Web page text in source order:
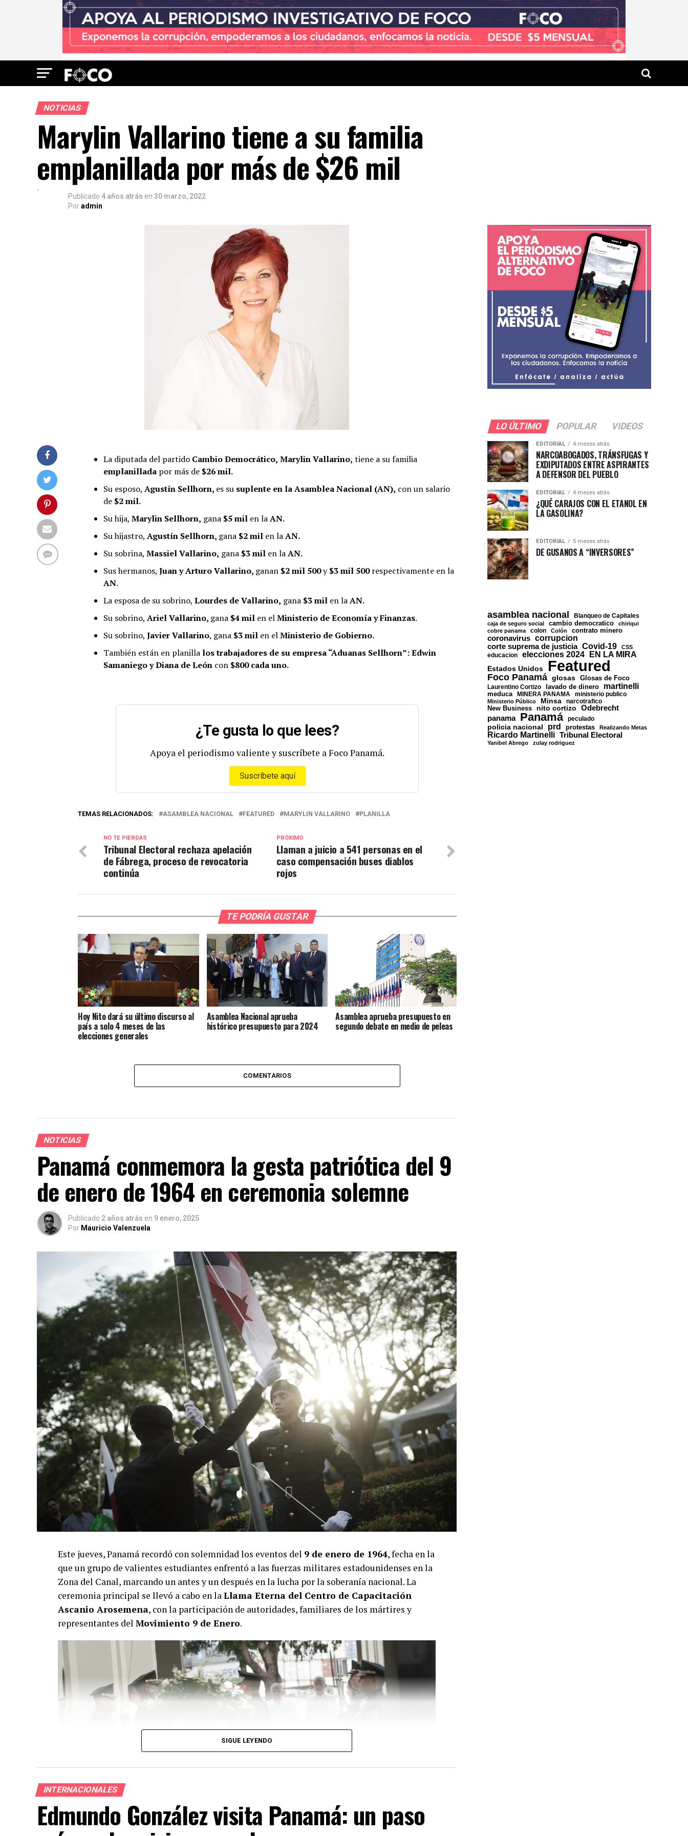
NOTICIAS
Marylin Vallarino tiene a su familia
emplanillada por más de $26 mil
Publicado 4 años atrás en 30 marzo, 2022
Poradmin
La diputada del partido Cambio Democrático, Marylin Vallarino, tiene a su familia
emplanillada por más de $26 mil.
Su esposo, Agustín Sellhorn, es su suplente en la Asamblea Nacional (AN), con un salario
de $2 mil.
Su hija, Marylin Sellhorn, gana $5 mil en laAN.
Su hijastro, Agustín Sellhorn, gana $2 mil en laAN.
Su sobrina, Massiel Vallarino, gana $3 mil en laAN.
Sus hermanos, Juan y Arturo Vallarino, ganan $2 mil 500y$3 mil 500respectivamente en la
AN.
La esposa de su sobrino, Lourdes de Vallarino, gana $3 mil en laAN.
Su sobrino, Ariel Vallarino, gana $4 mil en elMinisterio de Economía y Finanzas.
Su sobrino, Javier Vallarino, gana $3 mil en elMinisterio de Gobierno.
También están en planilla los trabajadores de su empresa “Aduanas Sellhorn”:Edwin
Samaniego y Diana de León con $800 cada uno.
¿Te gusta lo que lees?
Apoya el periodismo valiente y suscríbete a Foco Panamá.
Suscríbete aquí
TEMAS RELACIONADOS: ASAMBLEA NACIONAL FEATURED MARYLIN VALLARINO PLANILLA
PRÓXIMO
Llaman a juicio a 541 personas en el
caso compensación buses diablos
rojos
NO TE PIERDAS
Tribunal Electoral rechaza apelación
de Fábrega, proceso de revocatoria
continúa
TE PODRÍA GUSTAR
Hoy Nito dará su último discurso al
país a solo 4 meses de las
elecciones generales
Asamblea Nacional aprueba
histórico presupuesto para 2024
Asamblea aprueba presupuesto en
segundo debate en medio de peleas
COMENTARIOS
NOTICIAS
Panamá conmemora la gesta patriótica del 9
de enero de 1964 en ceremonia solemne
Publicado 2 años atrás en 9 enero, 2025
Por Mauricio Valenzuela
Este jueves, Panamá recordó con solemnidad los eventos del 9 de enero de 1964, fecha en la
que un grupo de valientes estudiantes enfrentó a las fuerzas militares estadounidenses en la
Zona del Canal, marcando un antes y un después en la lucha por la soberanía nacional. La
ceremonia principal se llevó a cabo en la Llama Eterna del Centro de Capacitación
Ascanio Arosemena, con la participación de autoridades, familiares de los mártires y
representantes del Movimiento 9 de Enero.
SIGUE LEYENDO
INTERNACIONALES
Edmundo González visita Panamá: un paso
LO ÚLTIMO POPULAR VIDEOS
EDITORIAL 4 meses atrás
NARCOABOGADOS, TRÁNSFUGAS Y
EXDIPUTADOS ENTRE ASPIRANTES
A DEFENSOR DEL PUEBLO
EDITORIAL 4 meses atrás
¿QUÉ CARAJOS CON EL ETANOL EN
LA GASOLINA?
EDITORIAL 5 meses atrás
DE GUSANOS A “INVERSORES”
asamblea nacional Blanqueo de Capitales
caja de seguro social cambio democratico
chiriqui
cobre panama
colon Colón contrato minero
coronavirus corrupcion
corte suprema de justicia Covid-19 CSS
educacion elecciones 2024 EN LA MIRA
Estados Unidos Featured
Foco Panamá glosas Glosas de Foco
Laurentino Cortizo lavado de dinero martinelli
meduca MINERA PANAMA ministerio publico
Ministerio Público Minsa
narcotrafico
New Business
nito cortizo Odebrecht
panama Panamá peculado
policia nacional prd protestas Realizando Metas
Ricardo Martinelli Tribunal Electoral
Yanibel Abrego zulay rodriguez